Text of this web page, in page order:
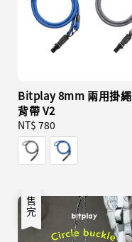
Bitplay 8mm 兩用掛繩
背帶 V2
Regular
price
NT$ 780
售完